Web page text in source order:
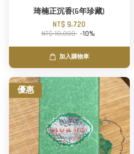
琦楠正沉香(6年珍藏)
NT$ 9,720
NT$ 10,800 -10%
加入購物車
優惠